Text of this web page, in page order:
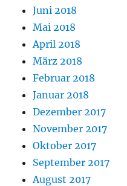
Juni 2018
Mai 2018
April 2018
März 2018
Februar 2018
Januar 2018
Dezember 2017
November 2017
Oktober 2017
September 2017
August 2017